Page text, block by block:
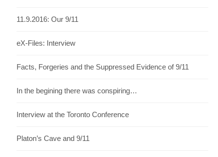
11.9.2016: Our 9/11
eX-Files: Interview
Facts, Forgeries and the Suppressed Evidence of 9/11
In the begining there was conspiring…
Interview at the Toronto Conference
Platon’s Cave and 9/11